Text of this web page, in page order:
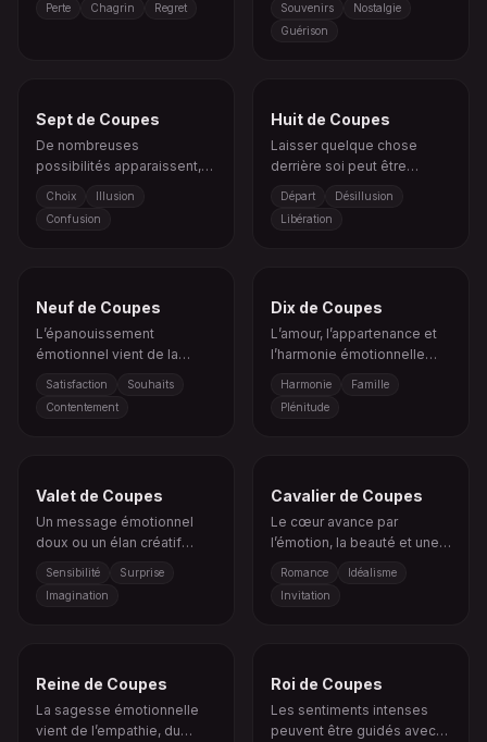
Perte Chagrin Regret Souvenirs
Nostalgie
Guérison
Sept de Coupes
De nombreuses
possibilités apparaissent,
Choix
Illusion
Confusion
Huit de Coupes
Laisser quelque chose
derrière soi peut être
nécessaire pour trouver une
vérité émotionnelle plus
profonde.
Départ
Désillusion
Libération
Neuf de Coupes
L’épanouissement
émotionnel vient de la
Satisfaction
Souhaits
Contentement
Dix de Coupes
L’amour, l’appartenance et
l’harmonie émotionnelle
Harmonie
Famille
Plénitude
Valet de Coupes
Un message émotionnel
doux ou un élan créatif
commence à émerger.
Sensibilité
Surprise
Imagination
Cavalier de Coupes
Le cœur avance par
l’émotion, la beauté et une
quête sincère.
Romance
Idéalisme
Invitation
Reine de Coupes
La sagesse émotionnelle
vient de l’empathie, du
Roi de Coupes
Les sentiments intenses
peuvent être guidés avec